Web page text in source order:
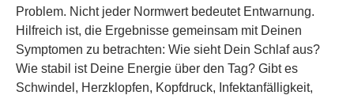
Problem. Nicht jeder Normwert bedeutet Entwarnung.
Hilfreich ist, die Ergebnisse gemeinsam mit Deinen
Symptomen zu betrachten: Wie sieht Dein Schlaf aus?
Wie stabil ist Deine Energie über den Tag? Gibt es
Schwindel, Herzklopfen, Kopfdruck, Infektanfälligkeit,